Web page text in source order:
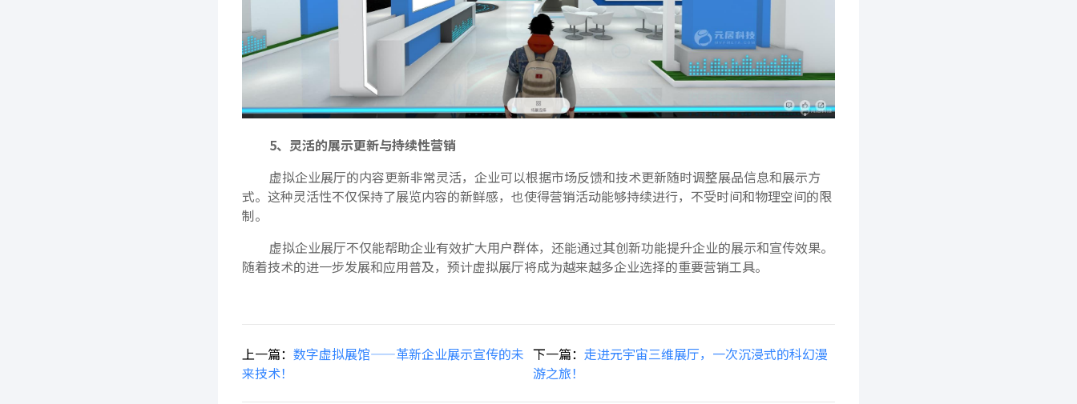
5、灵活的展示更新与持续性营销
虚拟企业展厅的内容更新非常灵活，企业可以根据市场反馈和技术更新随时调整展品信息和展示方
式。这种灵活性不仅保持了展览内容的新鲜感，也使得营销活动能够持续进行，不受时间和物理空间的限
制。
虚拟企业展厅不仅能帮助企业有效扩大用户群体，还能通过其创新功能提升企业的展示和宣传效果。
随着技术的进一步发展和应用普及，预计虚拟展厅将成为越来越多企业选择的重要营销工具。
上一篇： 数字虚拟展馆——革新企业展示宣传的未
来技术！
下一篇：走进元宇宙三维展厅，一次沉浸式的科幻漫
游之旅！